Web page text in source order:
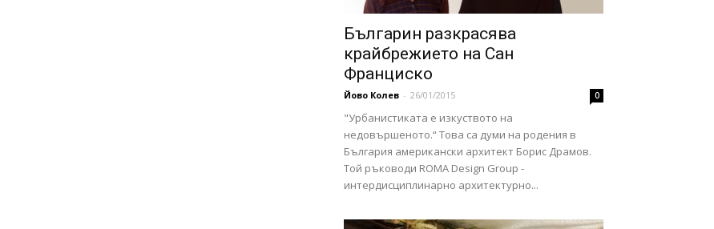
Българин разкрасява
крайбрежието на Сан
Франциско
Йово Колев - 26/01/2015 0
"Урбанистиката е изкуството на
недовършеното.“ Това са думи на родения в
България американски архитект Борис Драмов.
Той ръководи ROMA Design Group -
интердисциплинарно архитектурно...